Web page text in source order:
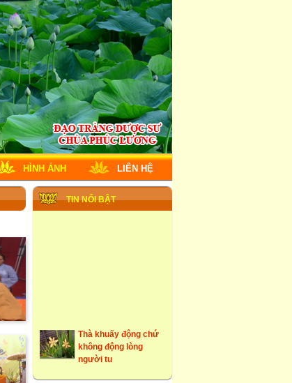
HÌNH ẢNH LIÊN HỆ
TIN NỔI BẬT
Thà khuấy động chứ
không động lòng
người tu